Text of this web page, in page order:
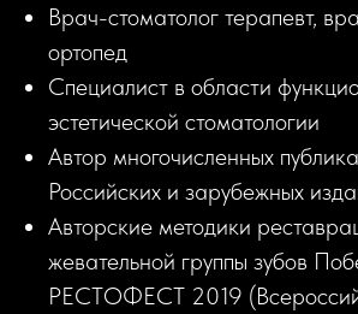
Врач-стоматолог терапевт,
ортопед
Специалист в области
эстетической стоматологии
Автор многочисленных
Российских и зарубежных
Авторские методики
жевательной группы зубов
РЕСТОФЕСТ 2019